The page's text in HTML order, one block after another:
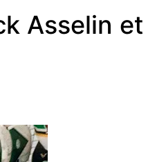
Asselin et